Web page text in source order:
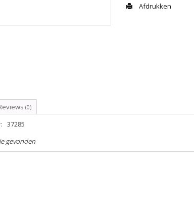
Afdrukken
(0)
37285
gevonden